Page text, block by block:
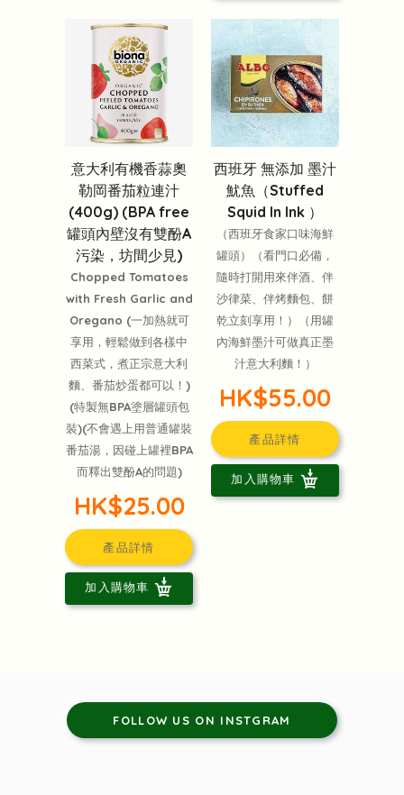
意大利有機香蒜奧
勒岡番茄粒連汁
(400g) (BPA free
罐頭內壁沒有雙酚A
污染，坊間少見)
Chopped Tomatoes
with Fresh Garlic and
Oregano (一加熱就可
享用，輕鬆做到各樣中
西菜式，煮正宗意大利
麵、番茄炒蛋都可以！)
(特製無BPA塗層罐頭包
裝)(不會遇上用普通罐裝
番茄湯，因碰上罐裡BPA
而釋出雙酚A的問題)
HK$25.00
產品詳情
加入購物車
西班牙 無添加 墨汁
魷魚（Stuffed
Squid In Ink ）
（西班牙食家口味海鮮
罐頭）（看門口必備，
隨時打開用來伴酒、伴
沙律菜、伴烤麵包、餅
乾立刻享用！）（用罐
內海鮮墨汁可做真正墨
汁意大利麵！）
HK$55.00
產品詳情
加入購物車
FOLLOW US ON INSTGRAM